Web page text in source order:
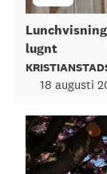
lugnt
18 augusti